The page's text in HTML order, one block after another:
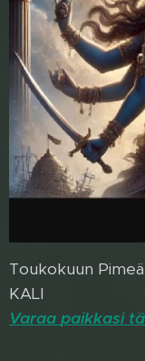
Toukokuun
KALI
Varaa paikkasi